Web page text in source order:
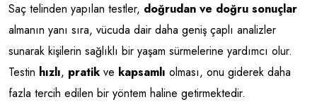
Saç telinden yapılan testler, doğrudan ve doğru sonuçlar
almanın yanı sıra, vücuda dair daha geniş çaplı analizler
sunarak kişilerin sağlıklı bir yaşam sürmelerine yardımcı olur.
Testin hızlı, pratikve kapsamlı olması, onu giderek daha
fazla tercih edilen bir yöntem haline getirmektedir.